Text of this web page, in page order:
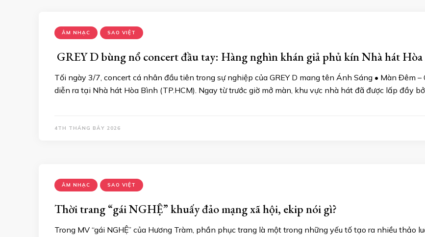
ÂM NHẠC SAO VIỆT
GREY D bùng nổ concert đầu tay: Hàng nghìn khán giả phủ kín Nhà hát
Tối ngày 3/7, concert cá nhân đầu tiên trong sự nghiệp của GREY D mang tên Ánh Sáng • Màn Đêm –
diễn ra tại Nhà hát Hòa Bình (TP.HCM). Ngay từ trước giờ mở màn, khu vực nhà hát đã được lấp đầy
4TH THÁNG BẢY 2026
ÂM NHẠC SAO VIỆT
Thời trang “gái NGHỆ” khuấy đảo mạng xã hội, ekip nói gì?
Trong MV “gái NGHỆ” của Hương Tràm, phần phục trang là một trong những yếu tố tạo ra nhiều